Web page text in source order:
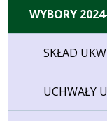
WYBORY
SKŁAD UKW
UCHWAŁY